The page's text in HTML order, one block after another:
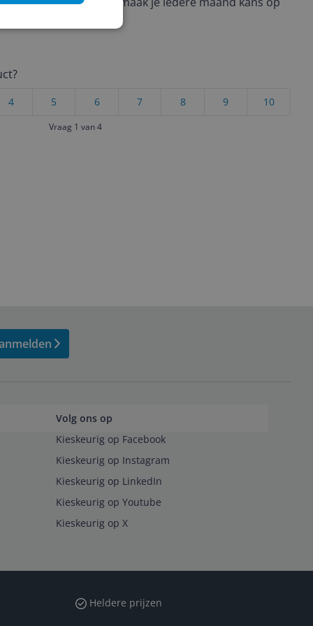
10
9
8
7
6
5
4
Vraag 1 van 4
Volg ons op
Kieskeurig op Facebook
Kieskeurig op Instagram
Kieskeurig op LinkedIn
Kieskeurig op Youtube
Kieskeurig op X
Heldere prijzen